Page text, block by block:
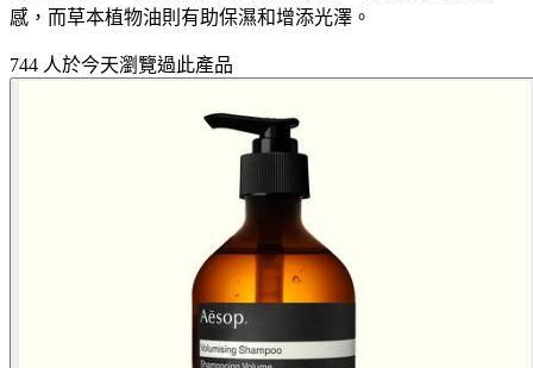
感，而草本植物油則有助保濕和增添光澤。
744 人於今天瀏覽過此產品